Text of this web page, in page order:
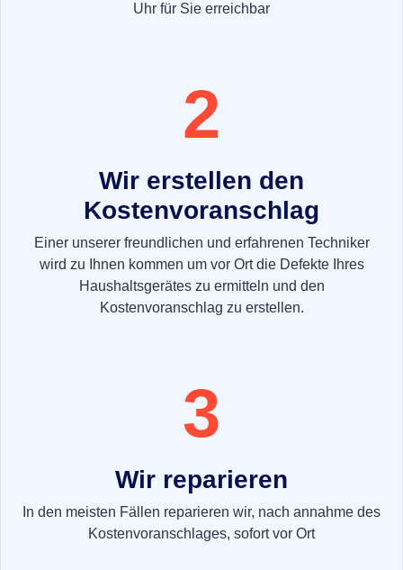
Uhr für Sie erreichbar
2
Wir erstellen den
Kostenvoranschlag
Einer unserer freundlichen und erfahrenen Techniker
wird zu Ihnen kommen um vor Ort die Defekte Ihres
Haushaltsgerätes zu ermitteln und den
Kostenvoranschlag zu erstellen.
3
Wir reparieren
In den meisten Fällen reparieren wir, nach annahme des
Kostenvoranschlages, sofort vor Ort